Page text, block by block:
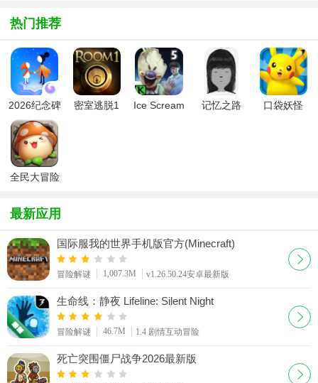
v1.2
热门推荐
2026纪念碑
谷2官方最
新版
密室逃脱1
Ice Scream
记忆之路
口袋妖怪
全民大冒险
最新应用
国际服我的世界手机版官方(Minecraft)
冒险解谜 1,007.3M v1.26.50.24安卓最新版
生命线：静夜 Lifeline: Silent Night
冒险解谜 46.7M 1.4 剧情互动冒险
死亡突围僵尸战争2026最新版